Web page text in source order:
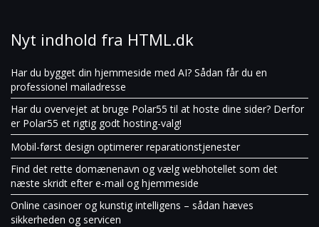
Nyt indhold fra HTML.dk
Har du bygget din hjemmeside med AI? Sådan får du en
professionel mailadresse
Har du overvejet at bruge Polar55 til at hoste dine sider? Derfor
er Polar55 et rigtig godt hosting-valg!
Mobil-først design optimerer reparationstjenester
Find det rette domænenavn og vælg webhotellet som det
næste skridt efter e-mail og hjemmeside
Online casinoer og kunstig intelligens – sådan hæves
sikkerheden og servicen